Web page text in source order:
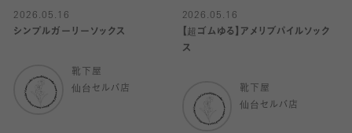
2026.05.16
シンプルガーリーソックス
靴下屋
仙台セルバ店
2026.05.16
【超ゴムゆる】アメリブパイルソック
ス
靴下屋
仙台セルバ店